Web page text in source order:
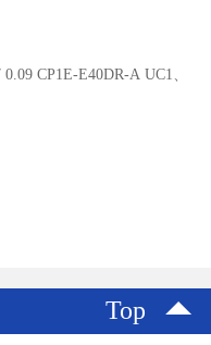
CP1E-E40DR-A UC1、
Top